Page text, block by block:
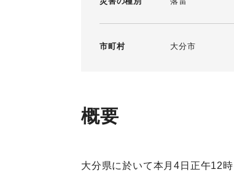
市町村 大分市
概要
大分県に於いて本月4日正午12